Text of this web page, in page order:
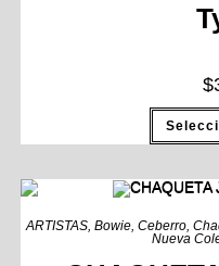
$
ARTISTAS Bowie Ceberro
Nueva